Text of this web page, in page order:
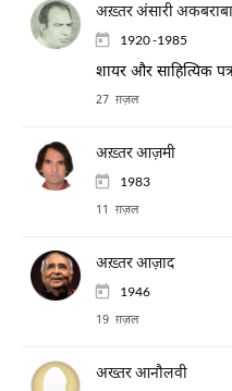
अख़्तर अंसारी
1920 -1985
शायर और साहित्यिक
27 ग़ज़ल
अख़्तर आज़मी
1983
11 ग़ज़ल
अख़्तर आज़ाद
1946
19 ग़ज़ल
अख्तर आनौलवी